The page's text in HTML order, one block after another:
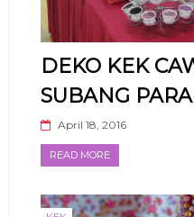
DEKO KEK
SUBANG
April 18, 2016
READ MORE